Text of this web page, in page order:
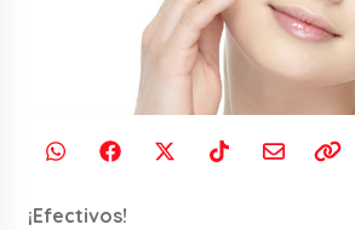
¡Efectivos!